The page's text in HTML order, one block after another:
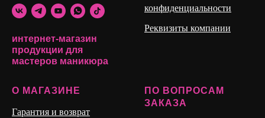
интернет-магазин
продукции для
мастеров маникюра
конфиденциальности
Реквизиты компании
О МАГАЗИНЕ
Гарантия и возврат
ПО ВОПРОСАМ
ЗАКАЗА